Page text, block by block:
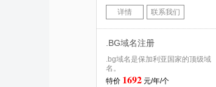
详情 联系我们
.BG域名注册
.bg域名是保加利亚国家的顶级域
名。
特价 1692 元/年/个